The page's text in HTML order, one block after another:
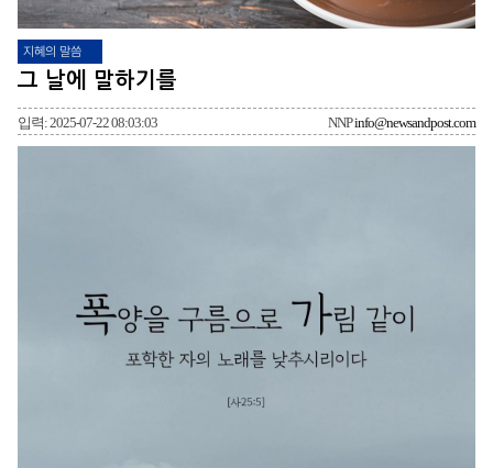
지혜의 말씀
그 날에 말하기를
입력: 2025-07-22 08:03:03 NNPinfo@newsandpost.com